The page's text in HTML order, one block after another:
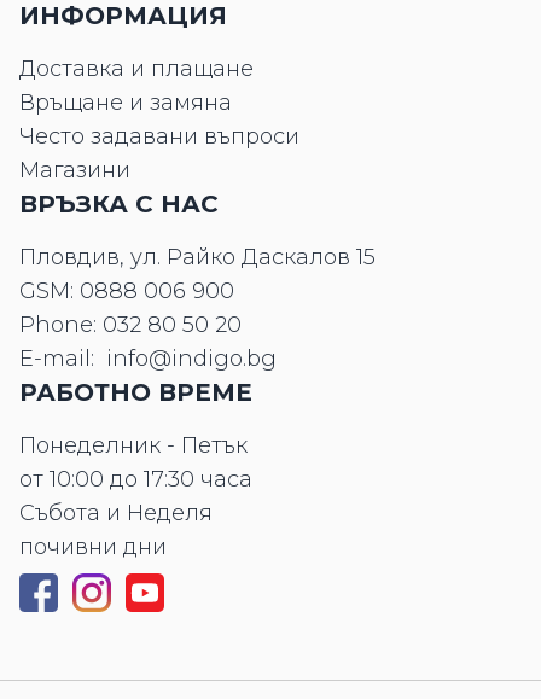
ИНФОРМАЦИЯ
Доставка и плащане
Връщане и замяна
Често задавани въпроси
Магазини
ВРЪЗКА С НАС
Пловдив, ул. Райко Даскалов 15
GSM: 0888 006 900
Phone: 032 80 50 20
E-mail: info@indigo.bg
РАБОТНО ВРЕМЕ
Понеделник - Петък
от 10:00 до 17:30 часа
Събота и Неделя
почивни дни